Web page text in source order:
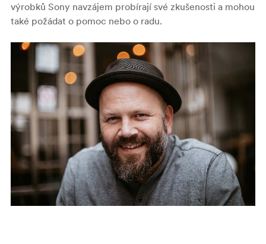
výrobků Sony navzájem probírají své zkušenosti a mohou
také požádat o pomoc nebo o radu.